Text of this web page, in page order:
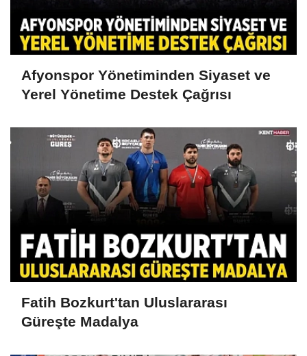
Afyonspor Yönetiminden Siyaset ve
Yerel Yönetime Destek Çağrısı
Fatih Bozkurt'tan Uluslararası
Güreşte Madalya